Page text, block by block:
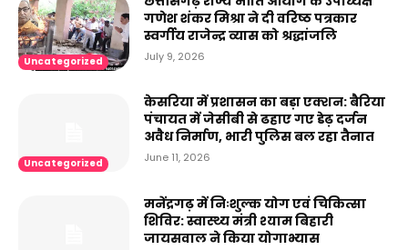
Uncategorized
गणेश शंकर मिश्रा ने दी वरिष्ठ पत्रकार
स्वर्गीय राजेन्द्र व्यास को श्रद्धांजलि
July 9, 2026
Uncategorized
केसरिया में प्रशासन का बड़ा एक्शन: बैरिया
पंचायत में जेसीबी से ढहाए गए डेढ़ दर्जन
अवैध निर्माण, भारी पुलिस बल रहा तैनात
June 11, 2026
मनेंद्रगढ़ में निःशुल्क योग एवं चिकित्सा
शिविर: स्वास्थ्य मंत्री श्याम बिहारी
जायसवाल ने किया योगाभ्यास